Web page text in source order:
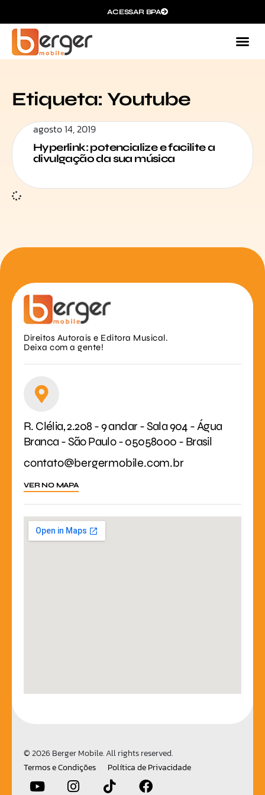
ACESSAR BPA
Etiqueta: Youtube
agosto 14, 2019
Hyperlink: potencialize e facilite a
divulgação da sua música
Direitos Autorais e Editora Musical.
Deixa com a gente!
R. Clélia, 2.208 - 9 andar - Sala 904 - Água
Branca - São Paulo - 05058000 - Brasil
contato@bergermobile.com.br
VER NO MAPA
© 2026 Berger Mobile. All rights reserved.
Termos e Condições
Política de Privacidade